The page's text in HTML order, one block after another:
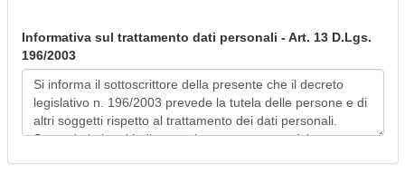
Informativa sul trattamento dati personali - Art. 13 D.Lgs.
196/2003